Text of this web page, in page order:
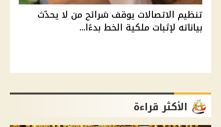
تنظيم الاتصالات يوقف شرائح من لا يحدّث
بياناته لإثبات ملكية الخط بدءًا...
الأكثر قراءة